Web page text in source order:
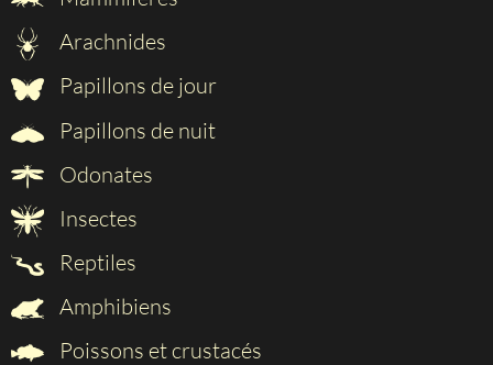
Arachnides
Papillons de jour
Papillons de nuit
Odonates
Insectes
Reptiles
Amphibiens
Poissons et crustacés